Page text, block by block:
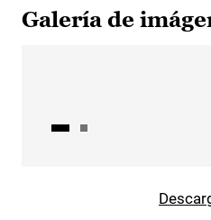
Galería de